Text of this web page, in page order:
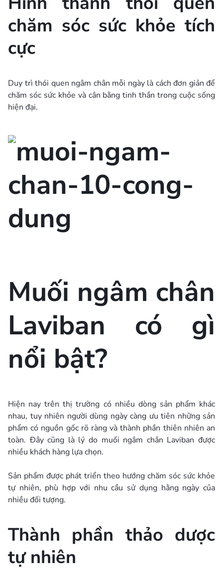
chăm sóc sức khỏe tích
cực
Duy trì thói quen ngâm chân mỗi ngày là cách đơn giản để
chăm sóc sức khỏe và cân bằng tinh thần trong cuộc sống
hiện đại.
Muối ngâm chân
Laviban có gì
nổi bật?
Hiện nay trên thị trường có nhiều dòng sản phẩm khác
nhau, tuy nhiên người dùng ngày càng ưu tiên những sản
phẩm có nguồn gốc rõ ràng và thành phần thiên nhiên an
toàn. Đây cũng là lý do muối ngâm chân Laviban được
nhiều khách hàng lựa chọn.
Sản phẩm được phát triển theo hướng chăm sóc sức khỏe
tự nhiên, phù hợp với nhu cầu sử dụng hằng ngày của
nhiều đối tượng.
Thành phần thảo dược
tự nhiên